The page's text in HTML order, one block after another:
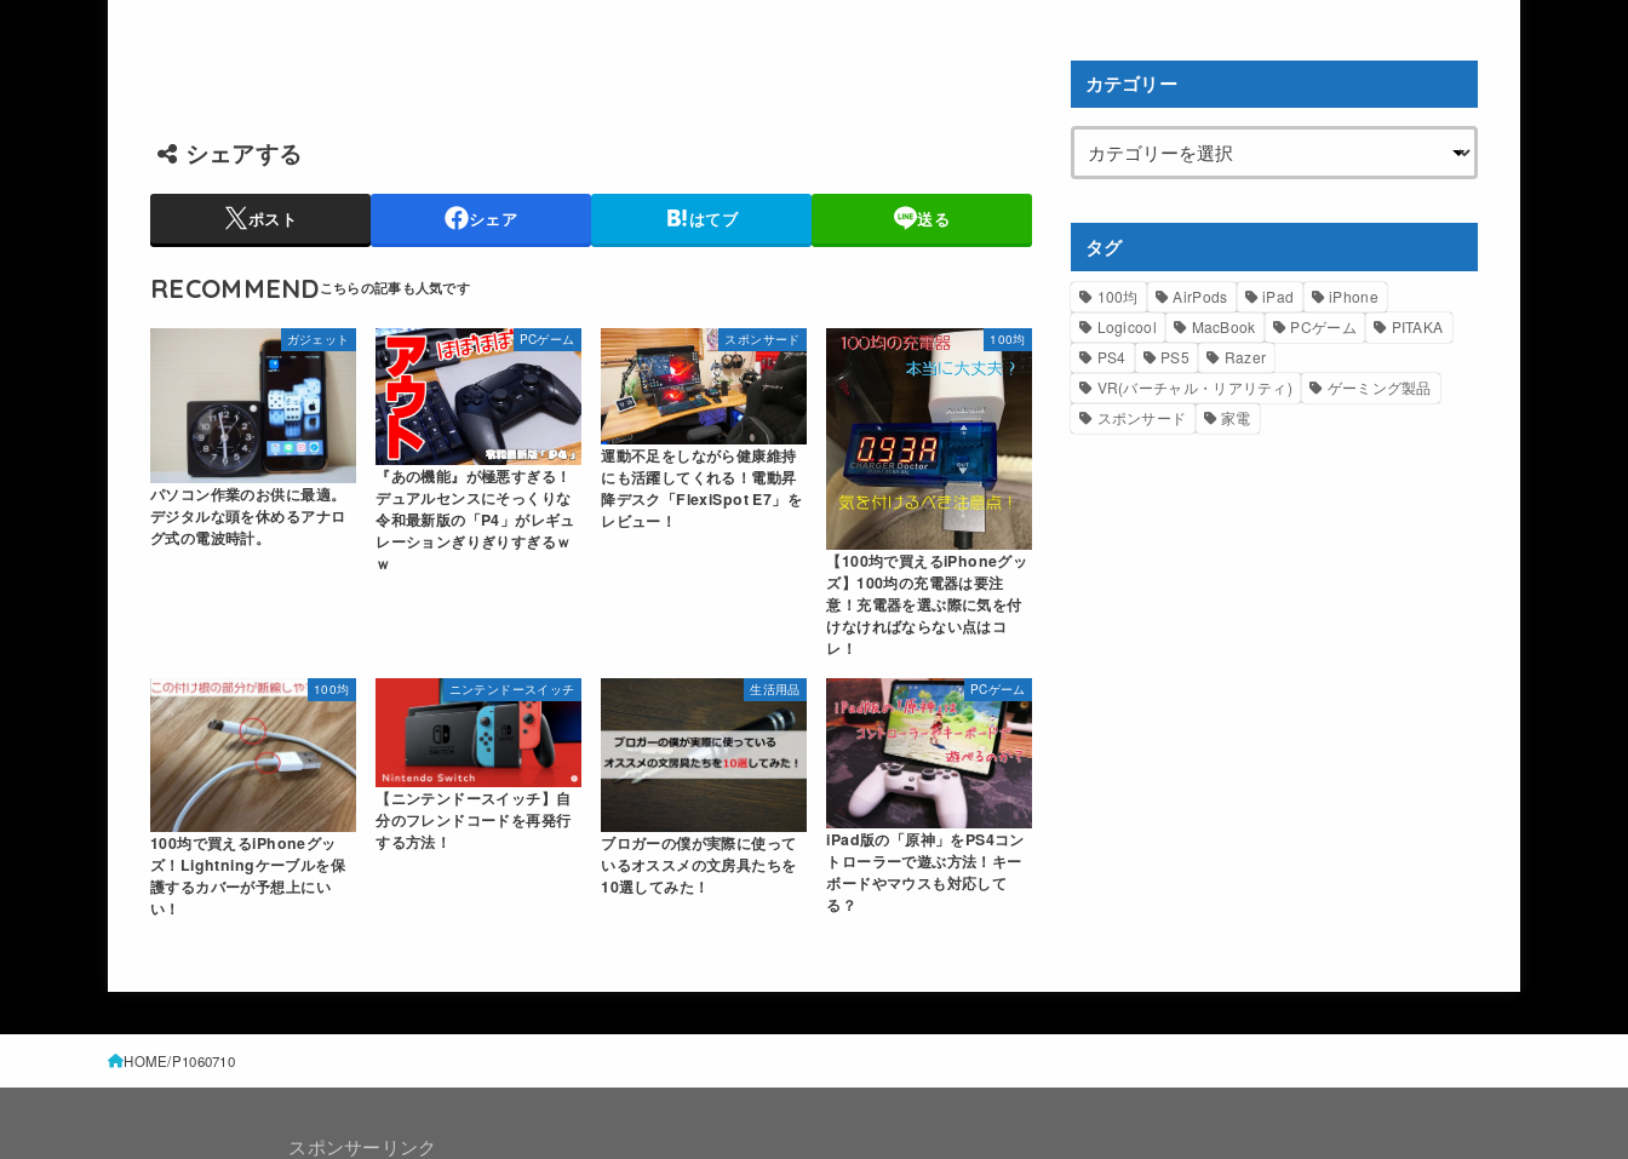
シェアする
ポスト シェア はてブ 送る
RECOMMEND
ガジェット
パソコン作業のお供に最適。
デジタルな頭を休めるアナロ
グ式の電波時計。
PCゲーム
『あの機能』が極悪すぎる！
デュアルセンスにそっくりな
令和最新版の「P4」がレギュ
レーションぎりぎりすぎるｗ
ｗ
スポンサード
運動不足をしながら健康維持
にも活躍してくれる！電動昇
降デスク「FlexiSpot E7」を
レビュー！
100均
【100均で買えるiPhoneグッ
ズ】100均の充電器は要注
意！充電器を選ぶ際に気を付
けなければならない点はコ
レ！
100均
100均で買えるiPhoneグッ
ズ！Lightningケーブルを保
護するカバーが予想上にい
い！
ニンテンドースイッチ
【ニンテンドースイッチ】自
分のフレンドコードを再発行
する方法！
生活用品
ブロガーの僕が実際に使って
いるオススメの文房具たちを
10選してみた！
PCゲーム
iPad版の「原神」をPS4コン
トローラーで遊ぶ方法！キー
ボードやマウスも対応して
る？
カテゴリー
タグ
100均 AirPods iPad
iPhone
Logicool
MacBook PCゲーム
PITAKA
PS4
PS5
Razer
VR(バーチャル・リアリティ)
ゲーミング製品
スポンサード
家電
HOME P1060710
スポンサーリンク